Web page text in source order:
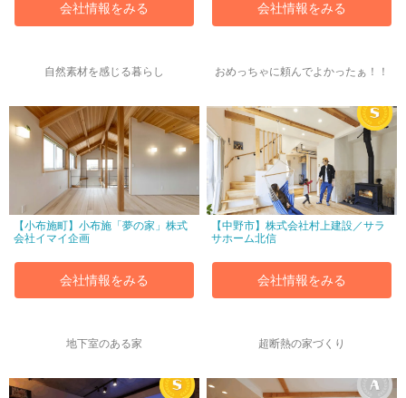
会社情報をみる 会社情報をみる
自然素材を感じる暮らし
【小布施町】小布施「夢の家」株式
会社イマイ企画
会社情報をみる
おめっちゃに頼んでよかったぁ！！
【中野市】株式会社村上建設／サラ
サホーム北信
会社情報をみる
地下室のある家 超断熱の家づくり